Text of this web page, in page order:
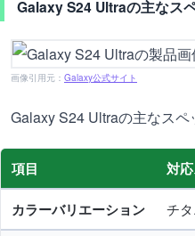
Galaxy S24 Ultraの主なス
画像引用元： Galaxy公式サイト
Galaxy S24 Ultraの主なスペ
項目 対
カラーバリエーション チ